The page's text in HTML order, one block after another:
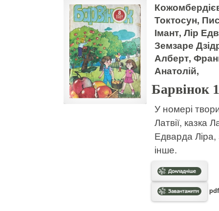
Токтосун,
Імант, Лір
Земзаре
Алберт,
Анатолій,
Барвінок
У номері
Латвії, казка
Едварда Ліра,
інше.